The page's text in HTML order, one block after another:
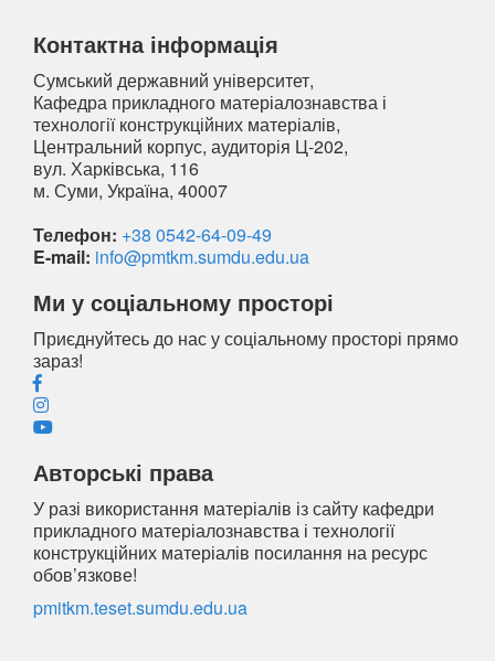
Контактна інформація
Сумський державний університет,
Кафедра прикладного матеріалознавства і
технології конструкційних матеріалів,
Центральний корпус, аудиторія Ц-202,
вул. Харківська, 116
м. Суми, Україна, 40007
Телефон: +38 0542-64-09-49
E-mail: info@pmtkm.sumdu.edu.ua
Ми у соціальному просторі
Приєднуйтесь до нас у соціальному просторі прямо
зараз!
Авторські права
У разі використання матеріалів із сайту кафедри
прикладного матеріалознавства і технології
конструкційних матеріалів посилання на ресурс
обов’язкове!
pmitkm.teset.sumdu.edu.ua